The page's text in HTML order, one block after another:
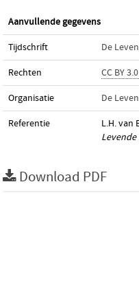
Aanvullende gegevens
Tijdschrift De
Rechten CC BY
Organisatie De
Referentie L.H. van
Download PDF